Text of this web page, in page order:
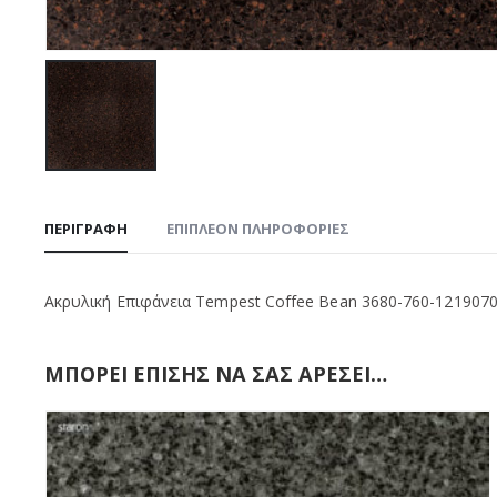
ΠΕΡΙΓΡΑΦΉ ΕΠΙΠΛΈΟΝ ΠΛΗΡΟΦΟΡΊΕΣ
Ακρυλική Επιφάνεια Tempest Coffee Bean 3680-760-
ΜΠΟΡΕΊ ΕΠΊΣΗΣ ΝΑ ΣΑΣ ΑΡΈΣΕΙ…